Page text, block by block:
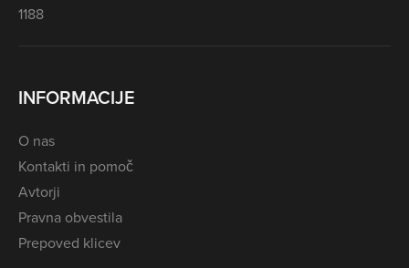
1188
INFORMACIJE
O nas
Kontakti in pomoč
Avtorji
Pravna obvestila
Prepoved klicev